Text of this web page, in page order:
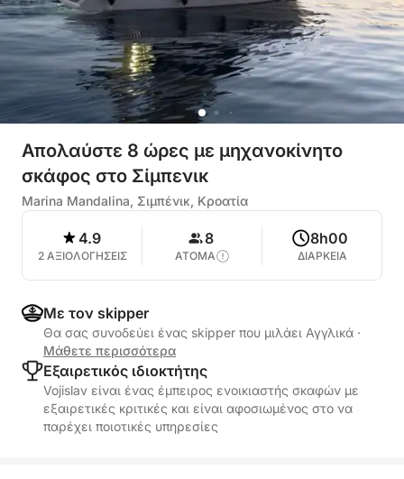
Απολαύστε 8 ώρες με μηχανοκίνητο
σκάφος στο Σίμπενικ
Marina Mandalina, Σιμπένικ, Κροατία
4.9
2 ΑΞΙΟΛΟΓΗΣΕΙΣ
8
ΑΤΟΜΑ
8h00
ΔΙΑΡΚΕΙΑ
Με τον skipper
Θα σας συνοδεύει ένας skipper που μιλάει Αγγλικά ·
Μάθετε περισσότερα
Εξαιρετικός ιδιοκτήτης
Vojislav είναι ένας έμπειρος ενοικιαστής σκαφών με
εξαιρετικές κριτικές και είναι αφοσιωμένος στο να
παρέχει ποιοτικές υπηρεσίες